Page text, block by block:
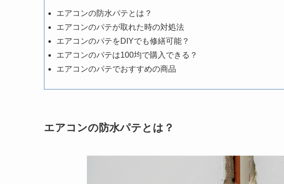
エアコンの防水パテとは？
エアコンのパテが取れた時の対処法
エアコンのパテをDIYでも修繕可能？
エアコンのパテは100均で購入できる？
エアコンのパテでおすすめの商品
エアコンの防水パテとは？